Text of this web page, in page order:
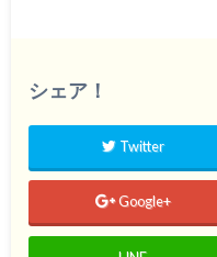
シェア！
Twitter
Google+